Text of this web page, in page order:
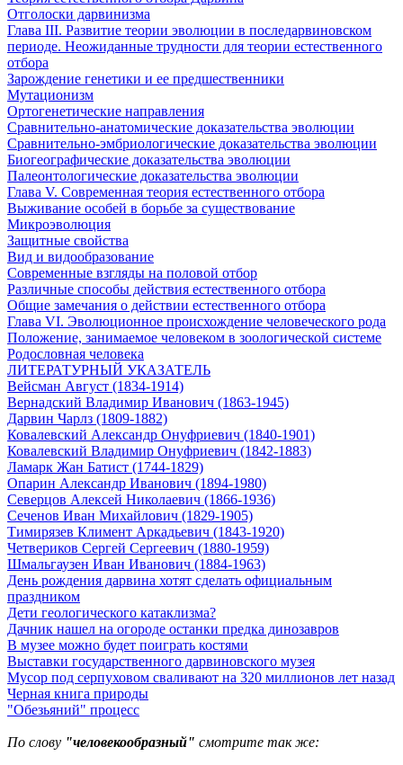
Отголоски дарвинизма
Глава III. Развитие теории эволюции в последарвиновском
периоде. Неожиданные трудности для теории естественного
отбора
Зарождение генетики и ее предшественники
Мутационизм
Ортогенетические направления
Сравнительно-анатомические доказательства эволюции
Сравнительно-эмбриологические доказательства эволюции
Биогеографические доказательства эволюции
Палеонтологические доказательства эволюции
Глава V. Современная теория естественного отбора
Выживание особей в борьбе за существование
Микроэволюция
Защитные свойства
Вид и видообразование
Современные взгляды на половой отбор
Различные способы действия естественного отбора
Общие замечания о действии естественного отбора
Глава VI. Эволюционное происхождение человеческого рода
Положение, занимаемое человеком в зоологической системе
Родословная человека
ЛИТЕРАТУРНЫЙ УКАЗАТЕЛЬ
Вейсман Август (1834-1914)
Вернадский Владимир Иванович (1863-1945)
Дарвин Чарлз (1809-1882)
Ковалевский Александр Онуфриевич (1840-1901)
Ковалевский Владимир Онуфриевич (1842-1883)
Ламарк Жан Батист (1744-1829)
Опарин Александр Иванович (1894-1980)
Северцов Алексей Николаевич (1866-1936)
Сеченов Иван Михайлович (1829-1905)
Тимирязев Климент Аркадьевич (1843-1920)
Четвериков Сергей Сергеевич (1880-1959)
Шмальгаузен Иван Иванович (1884-1963)
День рождения дарвина хотят сделать официальным
праздником
Дети геологического катаклизма?
Дачник нашел на огороде останки предка динозавров
В музее можно будет поиграть костями
Выставки государственного дарвиновского музея
Мусор под cерпуховом сваливают на 320 миллионов лет назад
Черная книга природы
"Обезьяний" процесс
По слову "человекообразный" смотрите так же: